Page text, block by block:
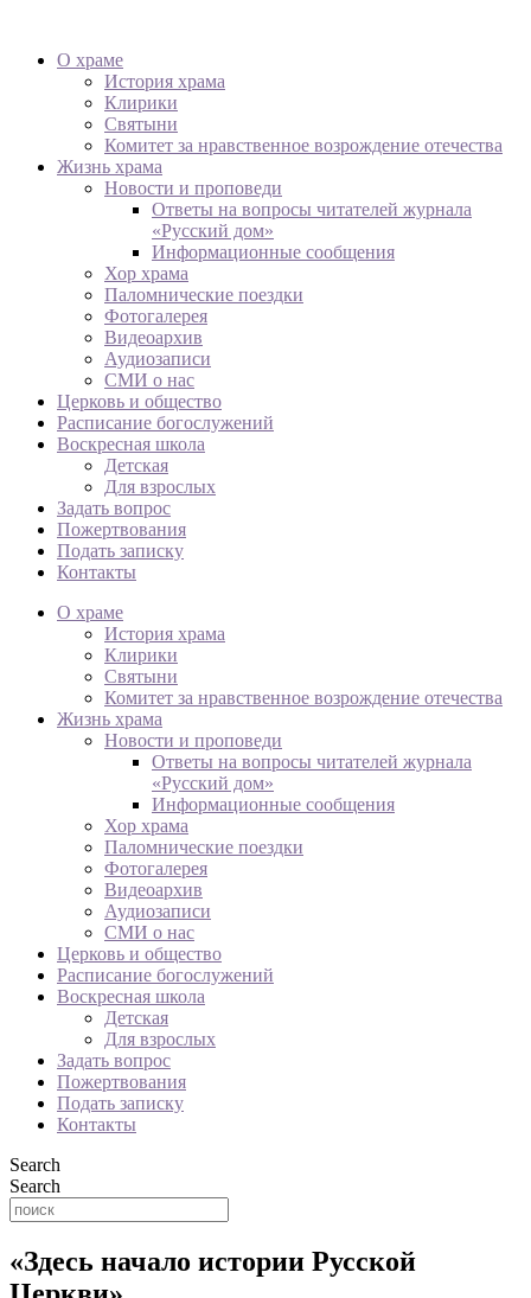
О храме
История храма
Клирики
Святыни
Комитет за нравственное возрождение отечества
Жизнь храма
Новости и проповеди
Ответы на вопросы читателей журнала
«Русский дом»
Информационные сообщения
Хор храма
Паломнические поездки
Фотогалерея
Видеоархив
Аудиозаписи
СМИ о нас
Церковь и общество
Расписание богослужений
Воскресная школа
Детская
Для взрослых
Задать вопрос
Пожертвования
Подать записку
Контакты
О храме
История храма
Клирики
Святыни
Комитет за нравственное возрождение отечества
Жизнь храма
Новости и проповеди
Ответы на вопросы читателей журнала
«Русский дом»
Информационные сообщения
Хор храма
Паломнические поездки
Фотогалерея
Видеоархив
Аудиозаписи
СМИ о нас
Церковь и общество
Расписание богослужений
Воскресная школа
Детская
Для взрослых
Задать вопрос
Пожертвования
Подать записку
Контакты
Search
Search
«Здесь начало истории Русской